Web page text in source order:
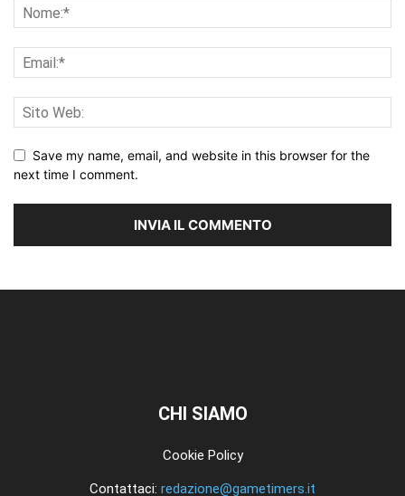
Save my name, email, and website in this browser for the
next time I comment.
CHI SIAMO
Cookie Policy
Contattaci: redazione@gametimers.it